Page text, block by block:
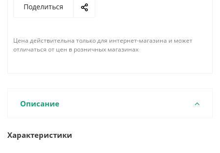
Поделиться
Цена действительна только для интернет-магазина и может
отличаться от цен в розничных магазинах
Описание
Характеристики